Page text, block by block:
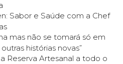
Sabor e Saúde com a Chef
mas não se tomará só em
histórias novas”
Reserva Artesanal a todo o